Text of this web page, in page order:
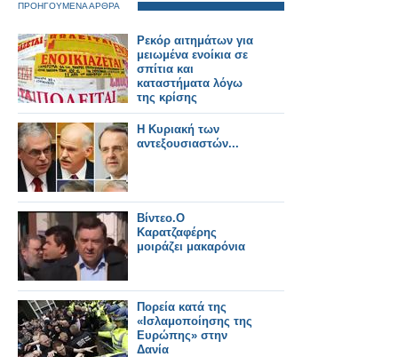
ΠΡΟΗΓΟΥΜΕΝΑ ΑΡΘΡΑ
Ρεκόρ αιτημάτων για
μειωμένα ενοίκια σε
σπίτια και
καταστήματα λόγω
της κρίσης
Η Κυριακή των
αντεξουσιαστών...
Βίντεο.Ο
Καρατζαφέρης
μοιράζει μακαρόνια
Πορεία κατά της
«Ισλαμοποίησης της
Ευρώπης» στην
Δανία